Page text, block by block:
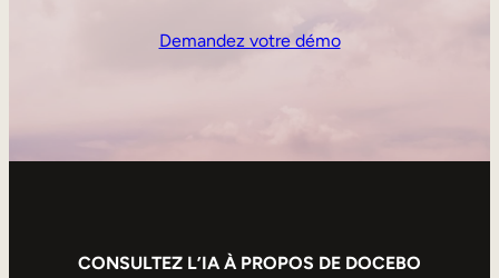
Demandez votre démo
CONSULTEZ L’IA À PROPOS DE DOCEBO